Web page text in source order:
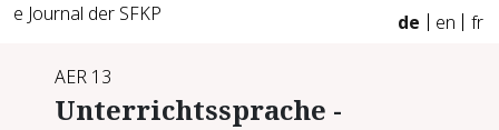
e Journal der SFKP de en fr
AER 13
Unterrichtssprache -